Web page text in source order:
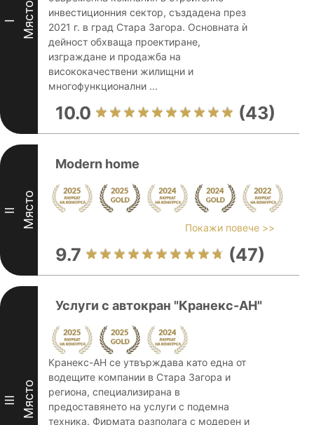
I Място
инвестиционния сектор, създадена през
2021 г. в град Стара Загора. Основната ѝ
дейност обхваща проектиране,
изграждане и продажба на
висококачествени жилищни и
многофункционални ...
10.0 (43)
II Място
Modern home
Покажи повече >>
9.7 (47)
III Място
Услуги с автокран "Кранекс-АН"
Кранекс-АН се утвърждава като една от
водещите компании в Стара Загора и
региона, специализирана в
предоставянето на услуги с подемна
техника. Фирмата разполага с модерен и